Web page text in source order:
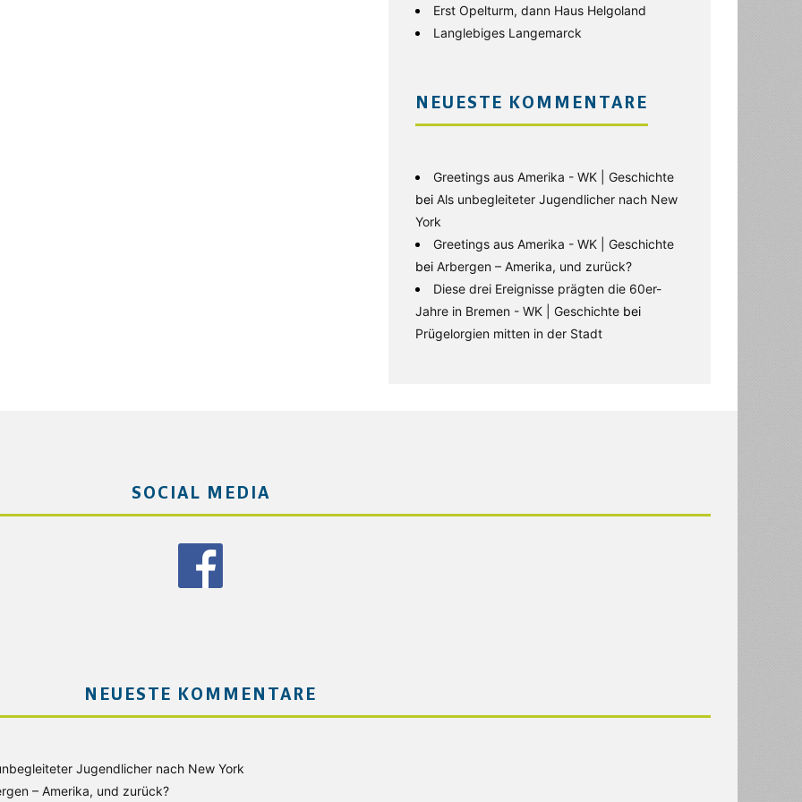
Erst Opelturm, dann Haus Helgoland
Langlebiges Langemarck
NEUESTE KOMMENTARE
Greetings aus Amerika - WK | Geschichte
bei Als unbegleiteter Jugendlicher nach New
York
Greetings aus Amerika - WK | Geschichte
bei Arbergen – Amerika, und zurück?
Diese drei Ereignisse prägten die 60er-
Jahre in Bremen - WK | Geschichte bei
Prügelorgien mitten in der Stadt
SOCIAL MEDIA
NEUESTE KOMMENTARE
Jugendlicher nach New York
– Amerika, und zurück?